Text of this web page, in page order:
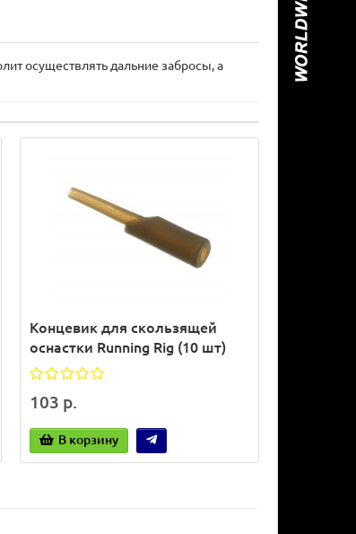
осуществлять дальние забросы, а
Концевик для скользящей
оснастки Running Rig (10 шт)
103 р.
В корзину